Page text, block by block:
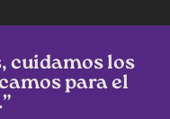
cuidamos los
para el